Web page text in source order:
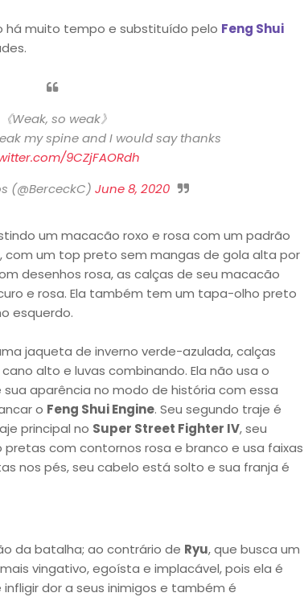
há muito tempo e substituído pelo Feng Shui
《Weak, so weak》
my spine and I would say thanks
9CZjFAORdh
(@BerceckC) June 8, 2020
um macacão roxo e rosa com um padrão
com um top preto sem mangas de gola alta por
desenhos rosa, as calças de seu macacão
e rosa. Ela também tem um tapa-olho preto
esquerdo.
jaqueta de inverno verde-azulada, calças
alto e luvas combinando. Ela não usa o
aparência no modo de história com essa
o Feng Shui Engine. Seu segundo traje é
principal no Super Street Fighter IV, seu
com contornos rosa e branco e usa faixas
nos pés, seu cabelo está solto e sua franja é
da batalha; ao contrário de Ryu, que busca um
vingativo, egoísta e implacável, pois ela é
dor a seus inimigos e também é